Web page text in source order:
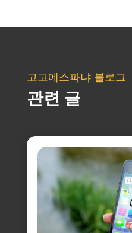
고고에스파냐 블로그
관련 글